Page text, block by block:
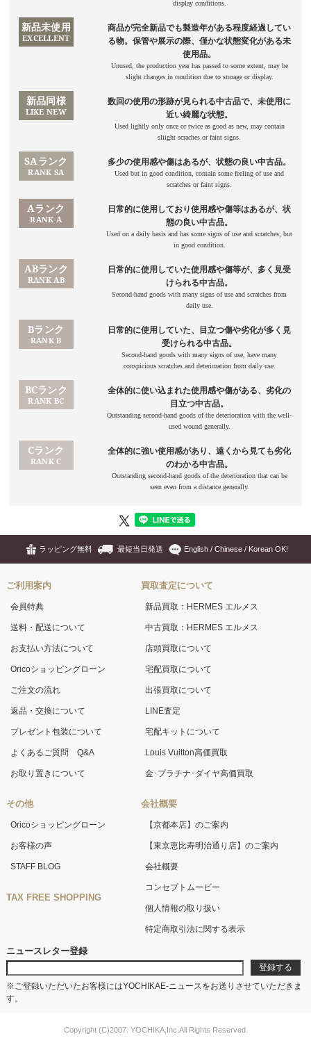
ラッピング無料 最短当日発送 English / Chinese / Korean OK!
ご利用案内
会員特典
送料・配送について
お支払い方法について
Oricoショッピングローン
ご注文の流れ
返品・交換について
プレゼント包装について
よくあるご質問 Q&A
お取り置きについて
その他
Oricoショッピングローン
お客様の声
STAFF BLOG
TAX FREE SHOPPING
買取査定について
新品買取：HERMES エルメス
中古買取：HERMES エルメス
店頭買取について
宅配買取について
出張買取について
LINE査定
宅配キットについて
Louis Vuitton高価買取
金･プラチナ･ダイヤ高価買取
会社概要
【京都本店】のご案内
【東京恵比寿明治通り店】のご案内
会社概要
コンセプトムービー
個人情報の取り扱い
特定商取引法に関する表示
ニュースレター登録
※ご登録いただいたお客様にはYOCHIKAE-ニュースをお送りさせていただきま
す。
Copyright (C)2007. YOCHIKA,Inc.All Rights Reserved.